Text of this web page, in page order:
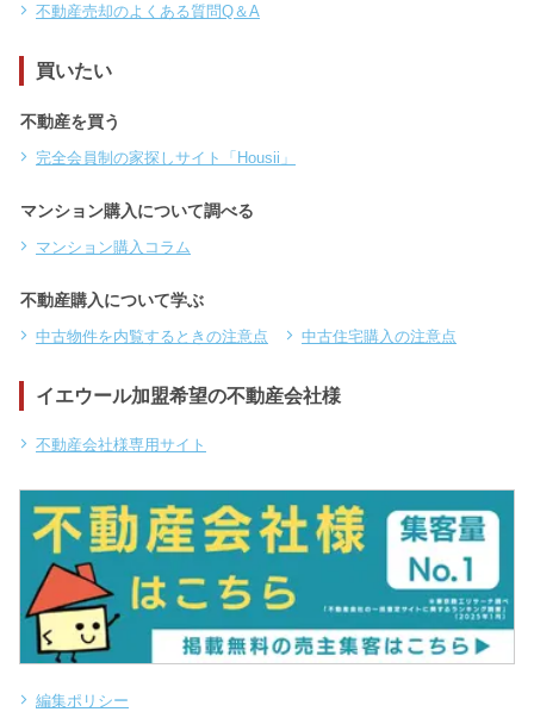
不動産売却のよくある質問Q＆A
買いたい
不動産を買う
完全会員制の家探しサイト「Housii」
マンション購入について調べる
マンション購入コラム
不動産購入について学ぶ
中古物件を内覧するときの注意点 中古住宅購入の注意点
イエウール加盟希望の不動産会社様
不動産会社様専用サイト
編集ポリシー